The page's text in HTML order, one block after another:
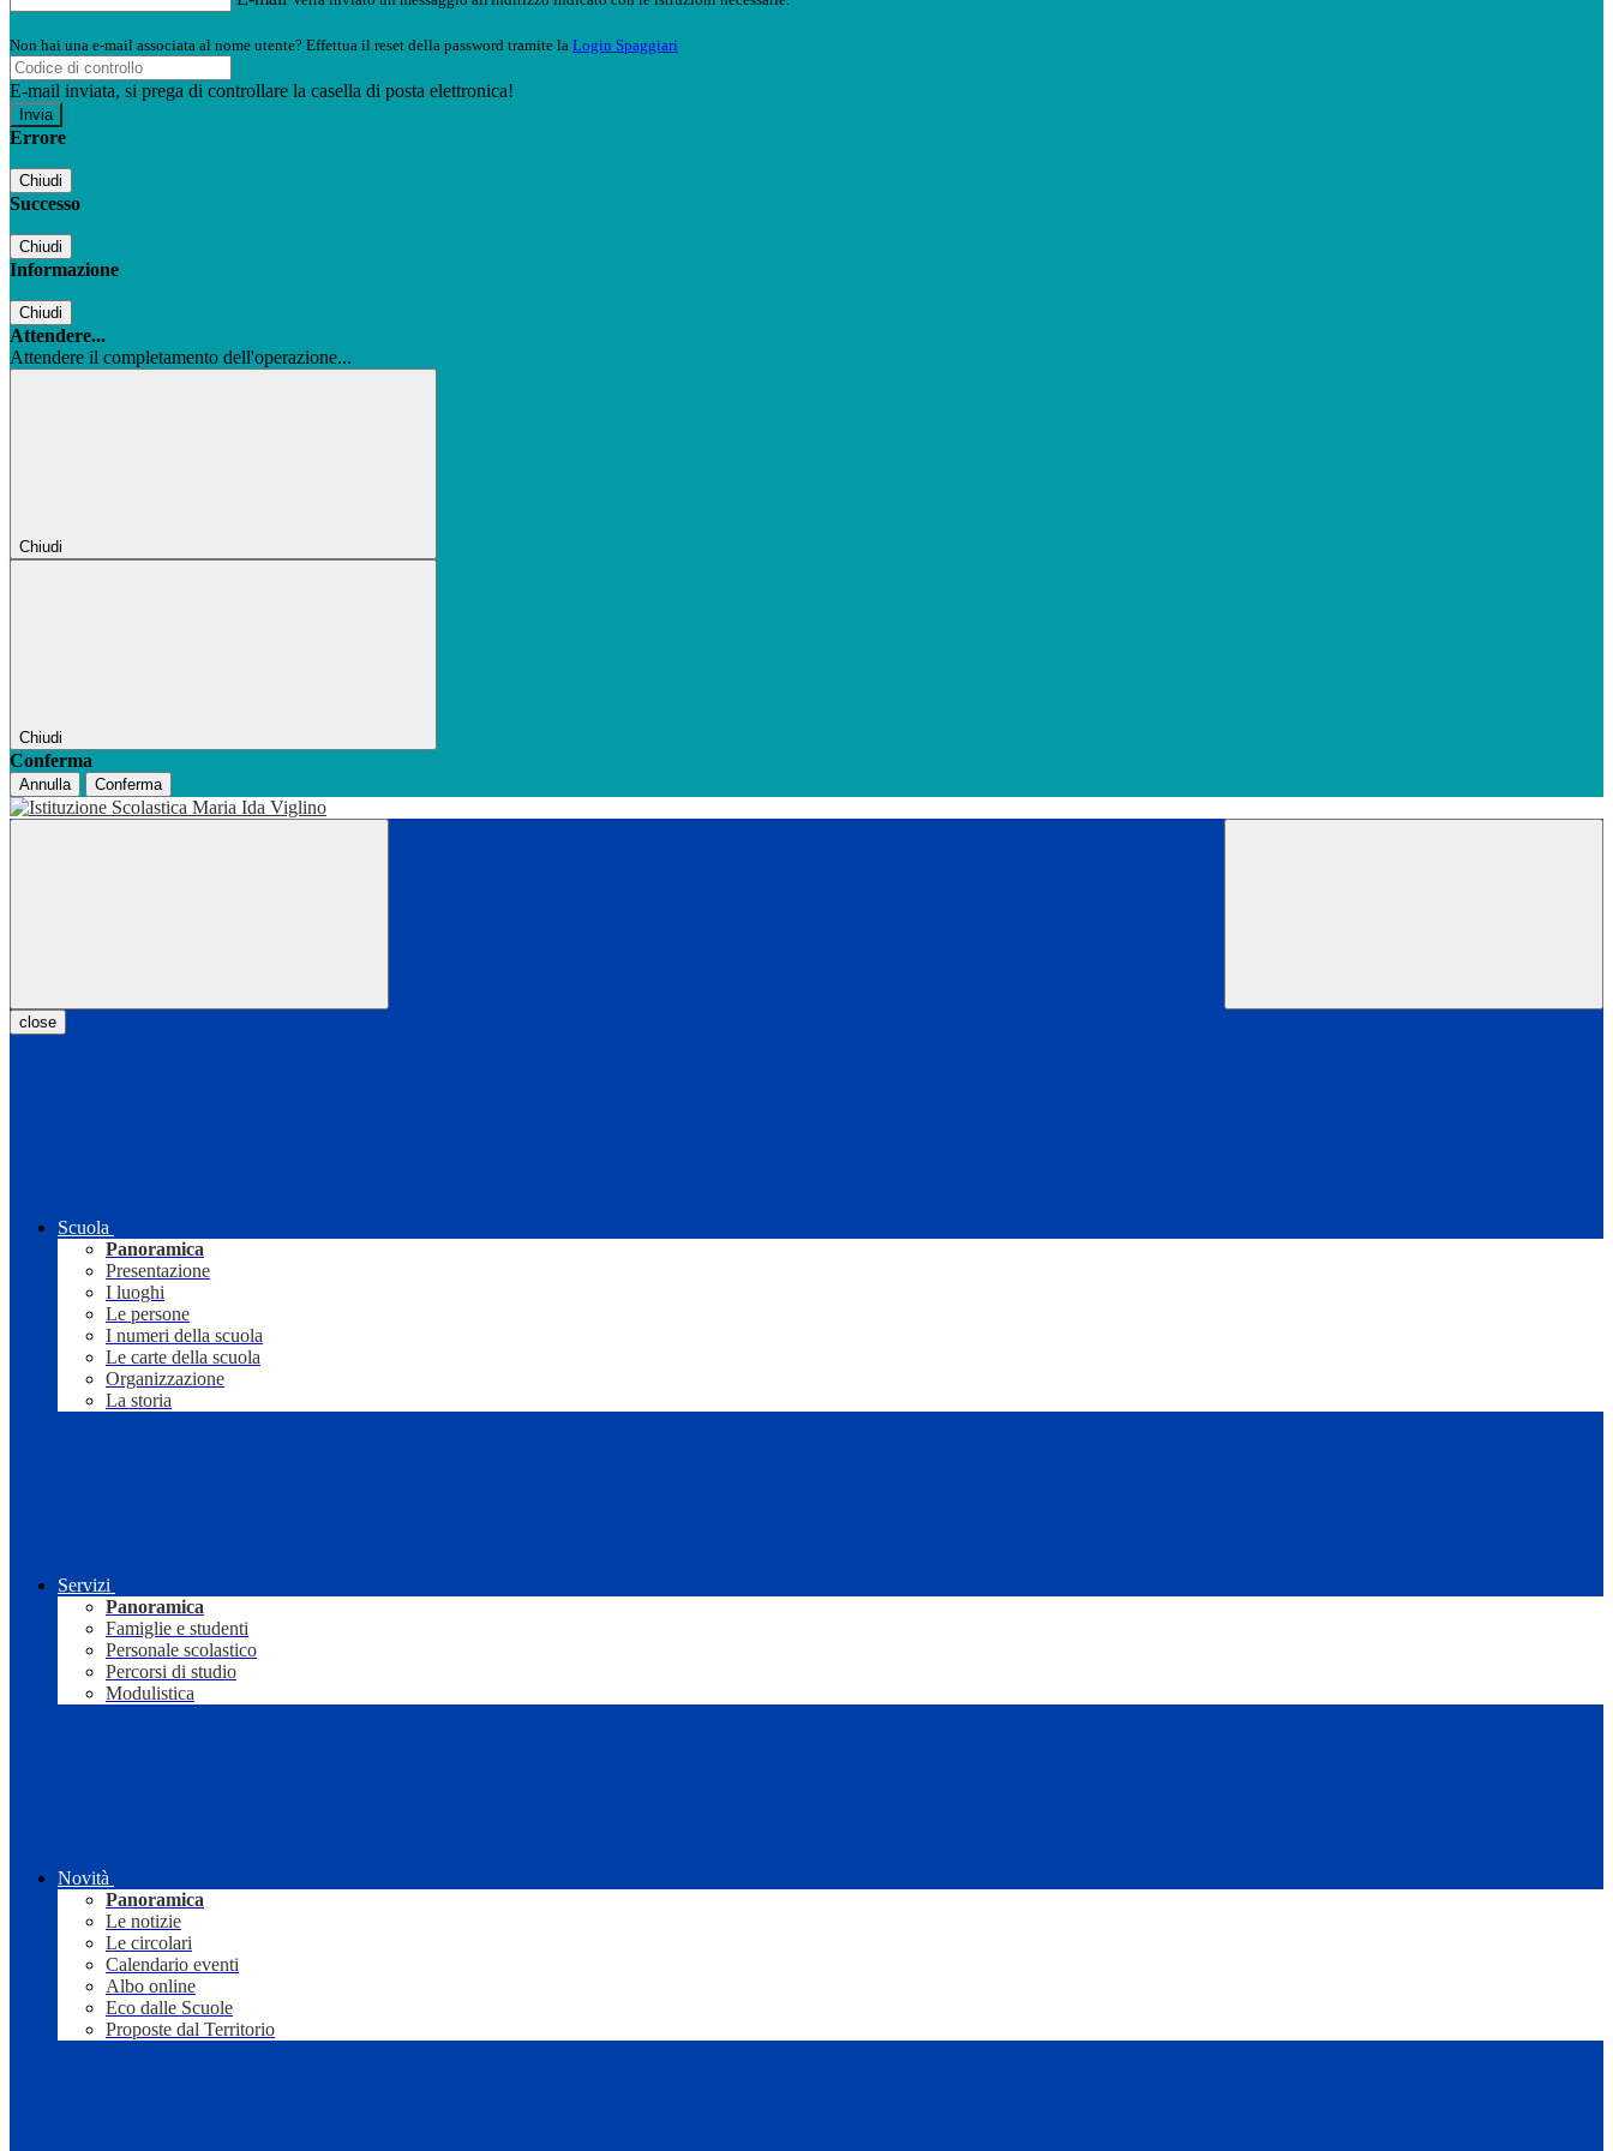
Non hai una e-mail associata al nome utente? Effettua il reset della password tramite la Login Spaggiari
E-mail inviata, si prega di controllare la casella di posta elettronica!
Errore
Chiudi
Successo
Chiudi
Informazione
Chiudi
Attendere...
Attendere il completamento dell'operazione...
Chiudi
Chiudi
Conferma
Annulla Conferma
close
Scuola
Panoramica
Presentazione
I luoghi
Le persone
I numeri della scuola
Le carte della scuola
Organizzazione
La storia
Servizi
Panoramica
Famiglie e studenti
Personale scolastico
Percorsi di studio
Modulistica
Novità
Panoramica
Le notizie
Le circolari
Calendario eventi
Albo online
Eco dalle Scuole
Proposte dal Territorio